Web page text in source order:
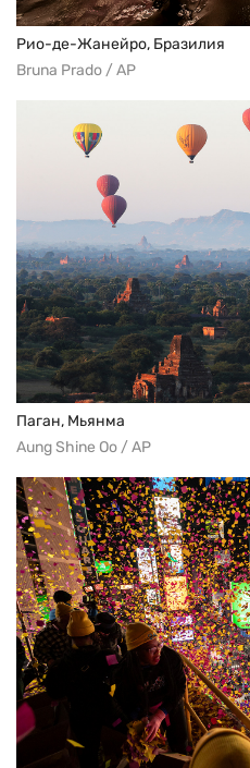
Рио-де-Жанейро, Бразилия
Bruna Prado / AP
Паган, Мьянма
Aung Shine Oo / AP